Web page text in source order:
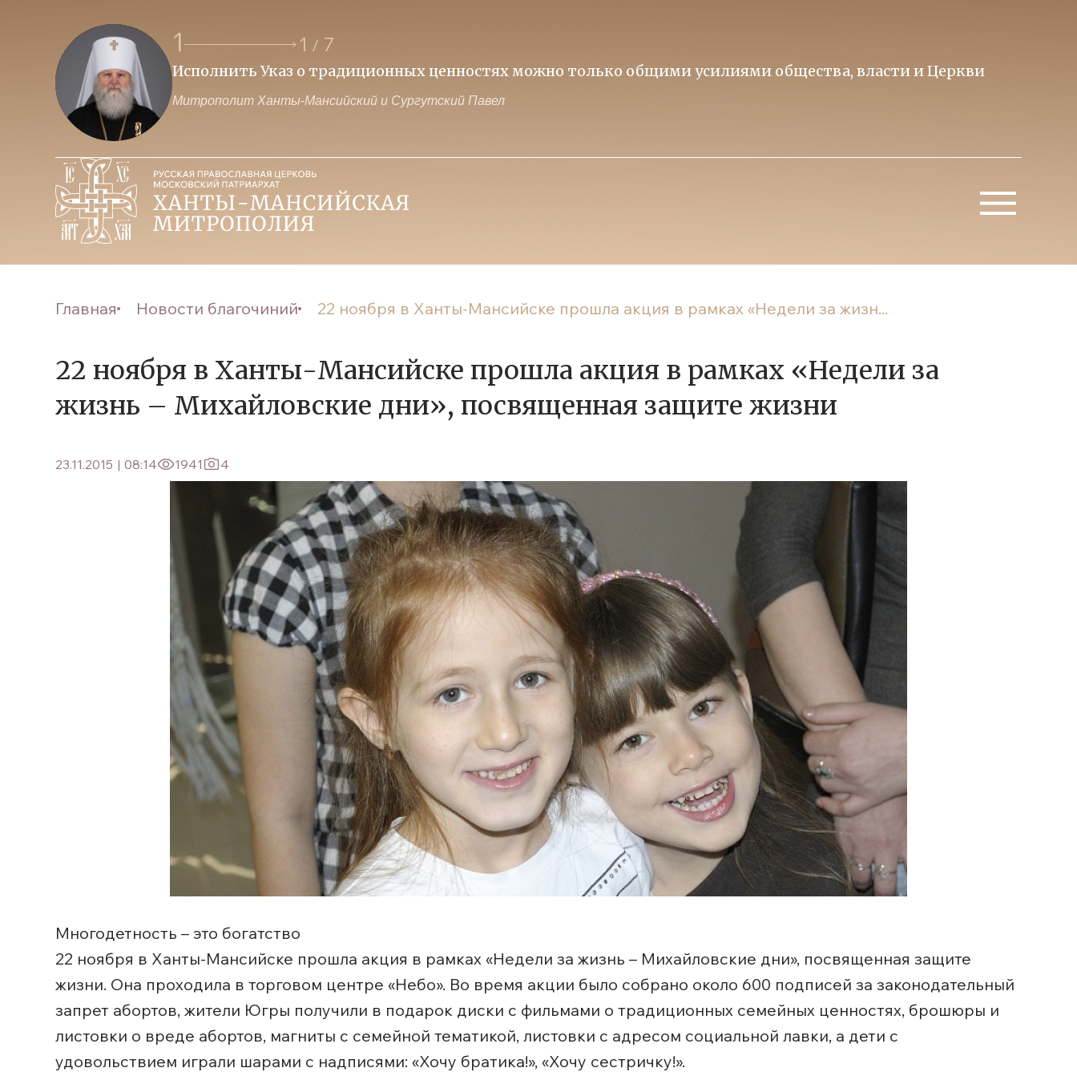
1 1 / 7
Исполнить Указ о традиционных ценностях можно только общими усилиями общества, власти и Церкви
Митрополит Ханты-Мансийский и Сургутский Павел
Главная Новости благочиний 22 ноября в Ханты-Мансийске прошла акция в рамках «Недели за жизн...
22 ноября в Ханты-Мансийске прошла акция в рамках «Недели за
жизнь – Михайловские дни», посвященная защите жизни
23.11.2015 | 08:14 1941 4
Многодетность – это богатство
22 ноября в Ханты-Мансийске прошла акция в рамках «Недели за жизнь – Михайловские дни», посвященная защите
жизни. Она проходила в торговом центре «Небо». Во время акции было собрано около 600 подписей за законодательный
запрет абортов, жители Югры получили в подарок диски с фильмами о традиционных семейных ценностях, брошюры и
листовки о вреде абортов, магниты с семейной тематикой, листовки с адресом социальной лавки, а дети с
удовольствием играли шарами с надписями: «Хочу братика!», «Хочу сестричку!».